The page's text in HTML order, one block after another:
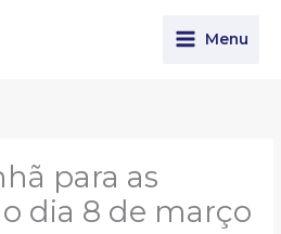
Menu
para as
dia 8 de março